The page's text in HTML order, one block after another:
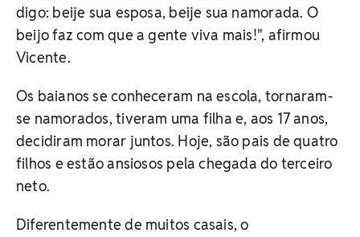
digo: beije sua esposa, beije sua namorada. O
beijo faz com que a gente viva mais!", afirmou
Vicente.
Os baianos se conheceram na escola, tornaram-
se namorados, tiveram uma filha e, aos 17 anos,
decidiram morar juntos. Hoje, são pais de quatro
filhos e estão ansiosos pela chegada do terceiro
neto.
Diferentemente de muitos casais, o